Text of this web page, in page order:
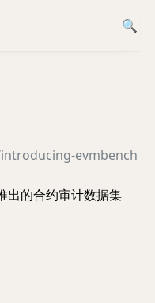
evmbench
的合约审计数据集